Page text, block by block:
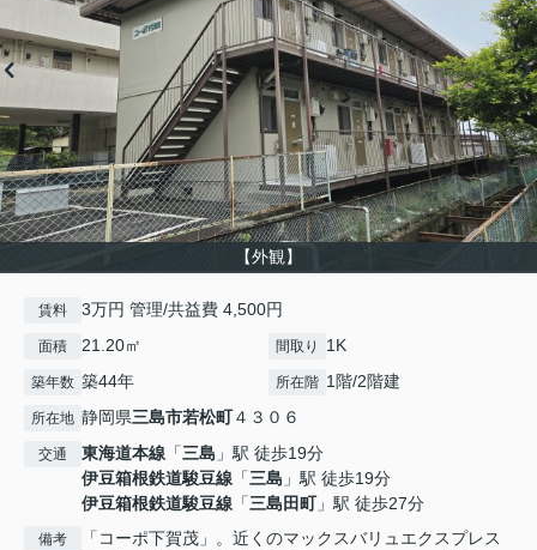
【外観】
賃料 3万円 管理/共益費 4,500円
面積 21.20㎡ 間取り 1K
築年数 築44年 所在階 1階/2階建
所在地 静岡県三島市若松町４３０６
交通 東海道本線 「三島 」駅 徒歩19分
伊豆箱根鉄道駿豆線 「三島 」駅 徒歩19分
伊豆箱根鉄道駿豆線 「三島田町」駅 徒歩27分
備考
「コーポ下賀茂」。近くのマックスバリュエクスプレス